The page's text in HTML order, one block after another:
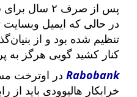
پس از صرف ۲ سال برای سفر در سراسر آمریکا و ملاقات با
در حالی که ایمیل
تنظیم شده بود و از
کنار کشید گویی هرگز به
Rabobank در اوترخت
خرابکار هالیوودی باید از